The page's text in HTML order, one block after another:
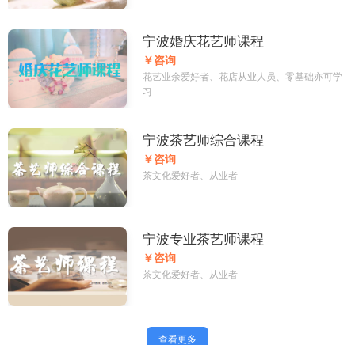
宁波婚庆花艺师课程
￥咨询
花艺业余爱好者、花店从业人员、零基础亦可学
习
宁波茶艺师综合课程
￥咨询
茶文化爱好者、从业者
宁波专业茶艺师课程
￥咨询
茶文化爱好者、从业者
查看更多